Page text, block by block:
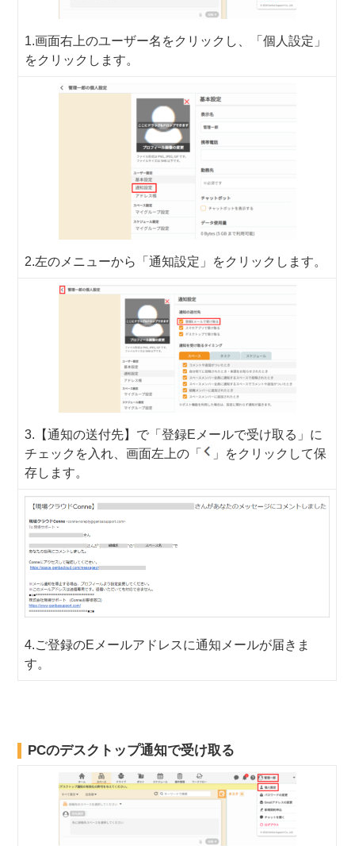
1.画面右上のユーザー名をクリックし、「個人設定」
をクリックします。
2.左のメニューから「通知設定」をクリックします。
3.【通知の送付先】で「登録Eメールで受け取る」に
チェックを入れ、画面左上の「
」をクリックして保
存します。
4.ご登録のEメールアドレスに通知メールが届きま
す。
PCのデスクトップ通知で受け取る​